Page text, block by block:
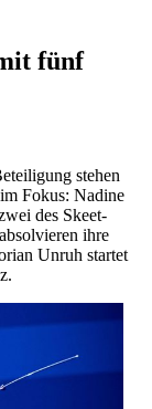
fünf
stehen
Fokus: Nadine
des Skeet-
ihre
Unruh startet